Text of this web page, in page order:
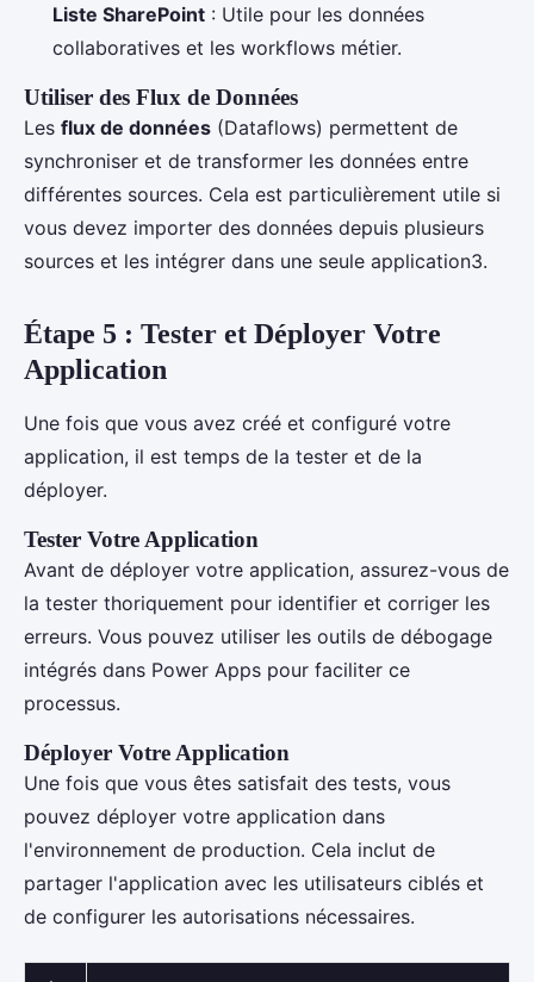
Liste SharePoint : Utile pour les données
collaboratives et les workflows métier.
Utiliser des Flux de Données
Les flux de données (Dataflows) permettent de
synchroniser et de transformer les données entre
différentes sources. Cela est particulièrement utile si
vous devez importer des données depuis plusieurs
sources et les intégrer dans une seule application3.
Étape 5 : Tester et Déployer Votre
Application
Une fois que vous avez créé et configuré votre
application, il est temps de la tester et de la
déployer.
Tester Votre Application
Avant de déployer votre application, assurez-vous de
la tester thoriquement pour identifier et corriger les
erreurs. Vous pouvez utiliser les outils de débogage
intégrés dans Power Apps pour faciliter ce
processus.
Déployer Votre Application
Une fois que vous êtes satisfait des tests, vous
pouvez déployer votre application dans
l'environnement de production. Cela inclut de
partager l'application avec les utilisateurs ciblés et
de configurer les autorisations nécessaires.